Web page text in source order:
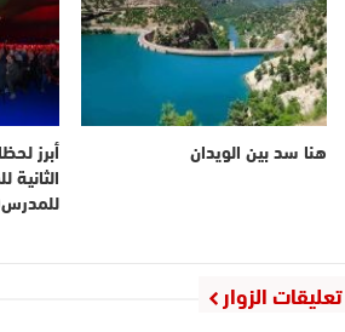
هنا سد بين الويدان أبرز
تعليقات الزوار